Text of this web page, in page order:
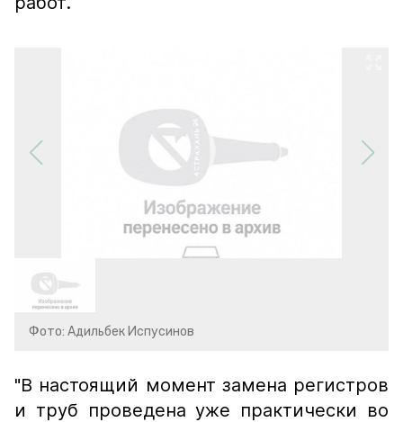
Фото: Адильбек Испусинов
"В настоящий момент замена регистров
и труб проведена уже практически во